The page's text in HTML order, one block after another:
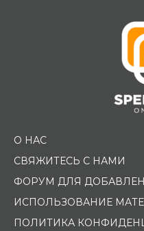
О НАС
СВЯЖИТЕСЬ С НАМИ
ФОРУМ ДЛЯ
ИСПОЛЬЗОВАНИЕ
ПОЛИТИКА